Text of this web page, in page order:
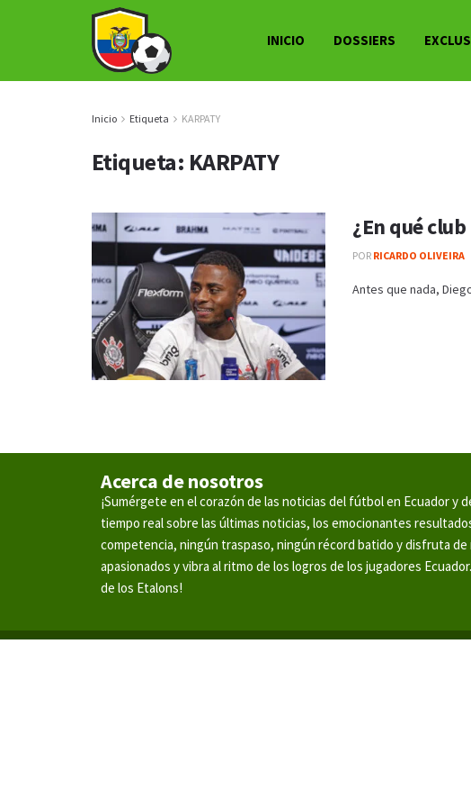
INICIO DOSSIERS
Inicio Etiqueta KARPATY
Etiqueta: KARPATY
¿En qué
POR RICARDO OLIVEIRA
Antes que nada,
Acerca de nosotros
¡Sumérgete en el corazón de las noticias del fútbol en Ecuador
tiempo real sobre las últimas noticias, los emocionantes
competencia, ningún traspaso, ningún récord batido y disfruta
apasionados y vibra al ritmo de los logros de los jugadores
de los Etalons!